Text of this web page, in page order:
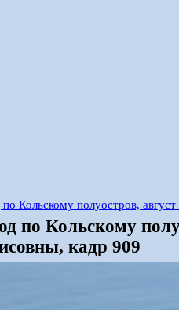
Кольскому полуостров,
по Кольскому
кадр 909